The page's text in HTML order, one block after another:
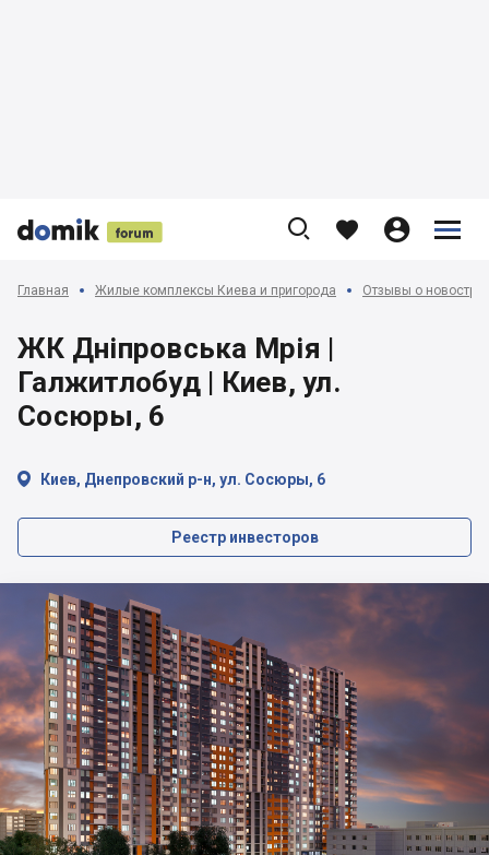


 
    


Главная Жилые комплексы Киева и пригорода Отзывы о
ЖК Дніпровська Мрія |
Галжитлобуд | Киев, ул.
Сосюры, 6
 Киев, Днепровский р-н, ул. Сосюры, 6
Реестр инвесторов